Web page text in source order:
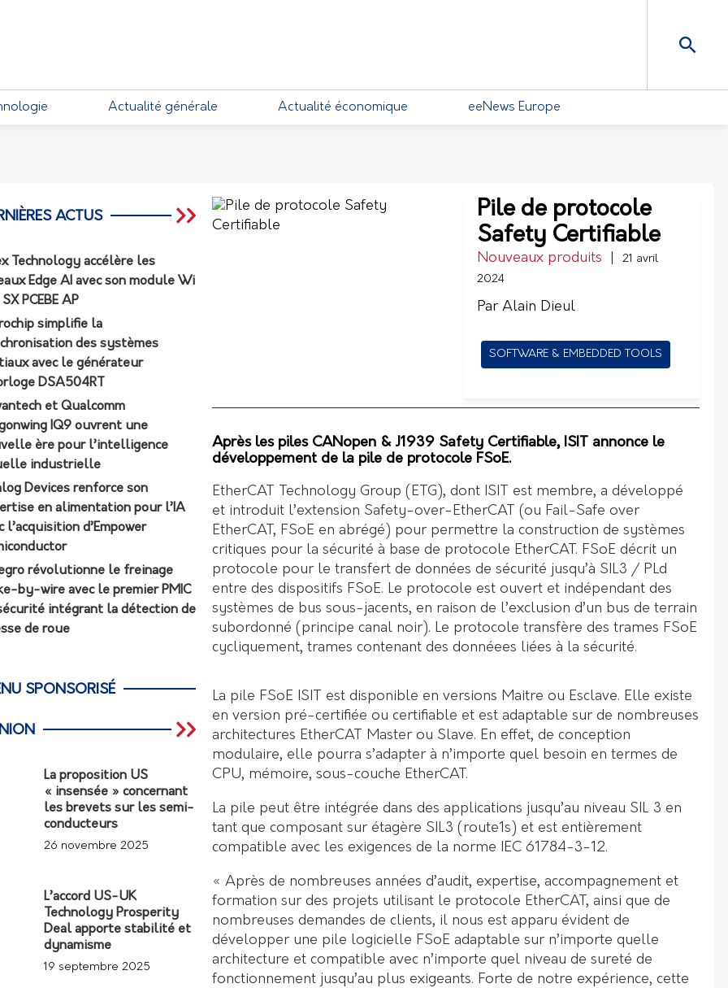
Actualité générale Actualité économique eeNews Europe
Pile de protocole
Safety Certifiable
Nouveaux produits
21 avril
2024
Par Alain Dieul
SOFTWARE & EMBEDDED TOOLS
Après les piles CANopen & J1939 Safety Certifiable, ISIT annonce le
développement de la pile de protocole FSoE.
EtherCAT Technology Group (ETG), dont ISIT est membre, a développé
et introduit l’extension Safety-over-EtherCAT (ou Fail-Safe over
EtherCAT, FSoE en abrégé) pour permettre la construction de systèmes
critiques pour la sécurité à base de protocole EtherCAT. FSoE décrit un
protocole pour le transfert de données de sécurité jusqu’à SIL3 / PLd
entre des dispositifs FSoE. Le protocole est ouvert et indépendant des
systèmes de bus sous-jacents, en raison de l’exclusion d’un bus de terrain
subordonné (principe canal noir). Le protocole transfère des trames FSoE
cycliquement, trames contenant des donnéees liées à la sécurité.
La pile FSoE ISIT est disponible en versions Maitre ou Esclave. Elle existe
en version pré-certifiée ou certifiable et est adaptable sur de nombreuses
architectures EtherCAT Master ou Slave. En effet, de conception
modulaire, elle pourra s’adapter à n’importe quel besoin en termes de
CPU, mémoire, sous-couche EtherCAT.
La pile peut être intégrée dans des applications jusqu’au niveau SIL 3 en
tant que composant sur étagère SIL3 (route1s) et est entièrement
compatible avec les exigences de la norme IEC 61784-3-12.
« Après de nombreuses années d’audit, expertise, accompagnement et
formation sur des projets utilisant le protocole EtherCAT, ainsi que de
nombreuses demandes de clients, il nous est apparu évident de
développer une pile logicielle FSoE adaptable sur n’importe quelle
architecture et compatible avec n’importe quel niveau de sureté de
fonctionnement jusqu’au plus exigeants. Forte de notre expérience, cette
ACTUS
Technology accélère les
Edge AI avec son module Wi
PCEBE AP
simplifie la
des systèmes
avec le générateur
DSA504RT
et Qualcomm
IQ9 ouvrent une
ère pour l’intelligence
industrielle
Devices renforce son
en alimentation pour l’IA
l’acquisition d’Empower
révolutionne le freinage
by-wire avec le premier PMIC
intégrant la détection de
de roue
SPONSORISÉ
La proposition US
« insensée » concernant
les brevets sur les semi-
conducteurs
26 novembre 2025
L’accord US-UK
Technology Prosperity
Deal apporte stabilité et
dynamisme
19 septembre 2025